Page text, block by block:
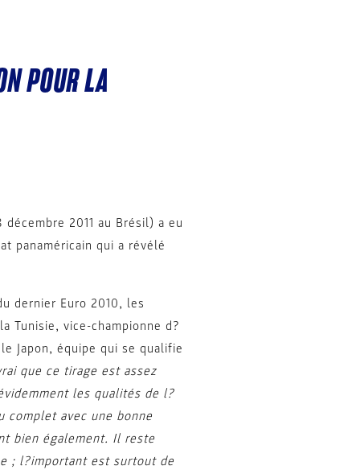
POUR LA
2011 au Brésil) a eu
panaméricain qui a révélé
dernier Euro 2010, les
Tunisie, vice-championne d?
Japon, équipe qui se qualifie
que ce tirage est assez
les qualités de l?
complet avec une bonne
bien également. Il reste
; l?important est surtout de